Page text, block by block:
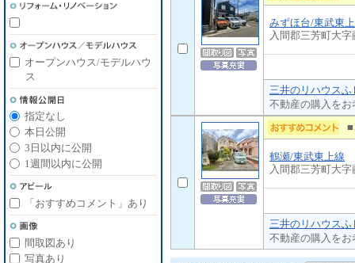
みずほ台/東武東
入間郡三芳町大字
三井のリハウス
不動産の購入を
■
鶴瀬/東武東上線
入間郡三芳町大字
三井のリハウス
不動産の購入を
オープンハウス/モデルハウ
ス
指定なし
本日公開
3日以内に公開
1週間以内に公開
「おすすめコメント」あり
間取図あり
写真あり